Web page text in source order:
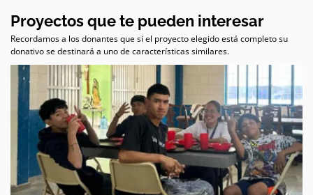
Proyectos que te pueden interesar
Recordamos a los donantes que si el proyecto elegido está completo su
donativo se destinará a uno de características similares.